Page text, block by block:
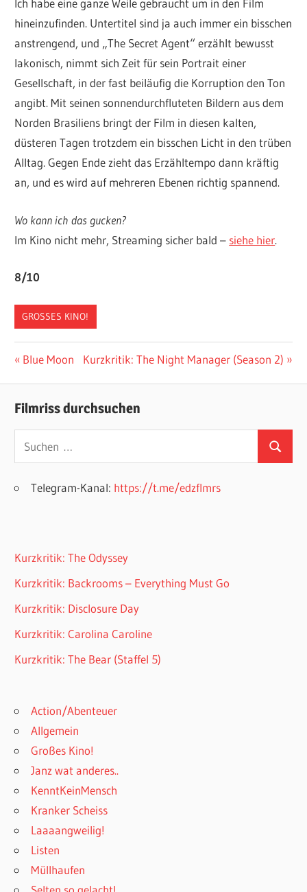
Ich habe eine ganze Weile gebraucht um in den Film
hineinzufinden. Untertitel sind ja auch immer ein bisschen
anstrengend, und „The Secret Agent“ erzählt bewusst
lakonisch, nimmt sich Zeit für sein Portrait einer
Gesellschaft, in der fast beiläufig die Korruption den Ton
angibt. Mit seinen sonnendurchfluteten Bildern aus dem
Norden Brasiliens bringt der Film in diesen kalten,
düsteren Tagen trotzdem ein bisschen Licht in den trüben
Alltag. Gegen Ende zieht das Erzähltempo dann kräftig
an, und es wird auf mehreren Ebenen richtig spannend.
Wo kann ich das gucken?
Im Kino nicht mehr, Streaming sicher bald – siehe hier.
8/10
GROSSES KINO!
Beitragsnavigation
Vorheriger
Blue Moon
Nächster
Kurzkritik: The Night Manager (Season 2)
Filmriss durchsuchen
Suchen
nach:
Suchen
Telegram-Kanal: https://t.me/edzflmrs
Kurzkritik: The Odyssey
Kurzkritik: Backrooms – Everything Must Go
Kurzkritik: Disclosure Day
Kurzkritik: Carolina Caroline
Kurzkritik: The Bear (Staffel 5)
Action/Abenteuer
Allgemein
Großes Kino!
Janz wat anderes..
KenntKeinMensch
Kranker Scheiss
Laaaangweilig!
Listen
Müllhaufen